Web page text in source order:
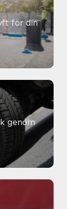
för din
genom